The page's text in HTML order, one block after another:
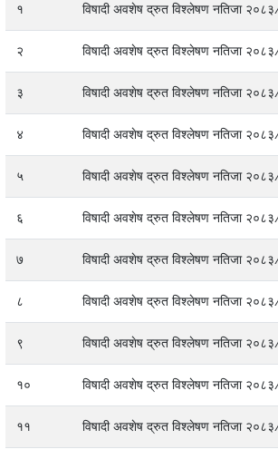
१ विषादी अवशेष द्रुत विश्लेषण नतिजा
२ विषादी अवशेष द्रुत विश्लेषण नतिजा
३ विषादी अवशेष द्रुत विश्लेषण नतिजा
४ विषादी अवशेष द्रुत विश्लेषण नतिजा
५ विषादी अवशेष द्रुत विश्लेषण नतिजा
६ विषादी अवशेष द्रुत विश्लेषण नतिजा
७ विषादी अवशेष द्रुत विश्लेषण नतिजा
८ विषादी अवशेष द्रुत विश्लेषण नतिजा
९ विषादी अवशेष द्रुत विश्लेषण नतिजा
१० विषादी अवशेष द्रुत विश्लेषण नतिजा
११ विषादी अवशेष द्रुत विश्लेषण नतिजा